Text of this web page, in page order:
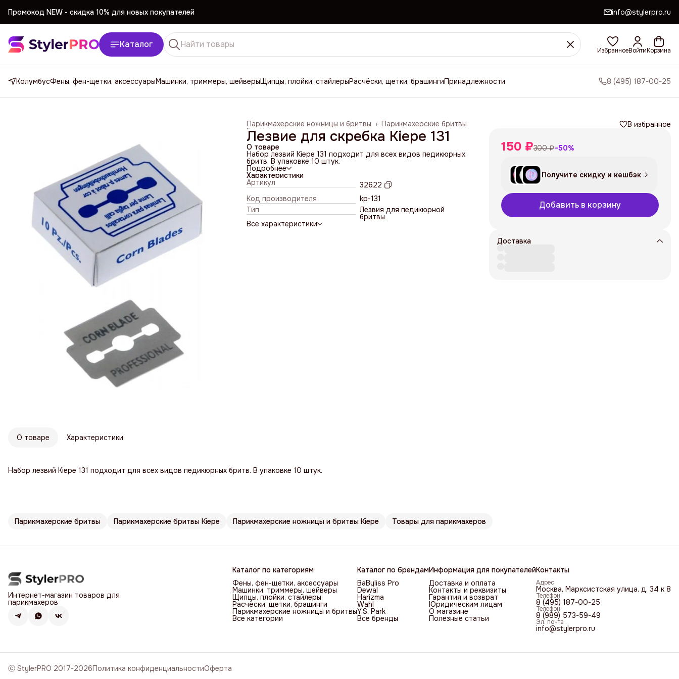
Промокод NEW - cкидка 10% для новых покупателей
Промокод NEW - cкидка 10% для новых покупателей
info@stylerpro.ru
Каталог
ИзбранноеВойтиКорзина
КолумбусФены, фен-щетки, аксессуарыМашинки, триммеры, шейверыЩипцы, плойки, стайлерыРасчёски, щетки, брашингиПринадлежности 8 (495) 187-00-25
Парикмахерские бритвы
Парикмахерские ножницы и бритвы ›
Главная
Лезвие для скребка Kiepe 131
О товаре
Набор лезвий Kiepe 131 подходит для всех видов педикюрных
бритв. В упаковке 10 штук.
Подробнее
Характеристики
Артикул
32622
Код производителя
kp-131
Тип
Лезвия для педикюрной
бритвы
Все характеристики
В избранное
150 ₽300 ₽−50%
Получите скидку и кешбэк
Добавить в корзину
Доставка
О товаре Характеристики
Набор лезвий Kiepe 131 подходит для всех видов педикюрных бритв. В упаковке 10 штук.
Парикмахерские бритвы Парикмахерские бритвы Kiepe Парикмахерские ножницы и бритвы Kiepe Товары для парикмахеров
Интернет-магазин товаров для
парикмахеров
Каталог по категориям
Фены, фен-щетки, аксессуары
Машинки, триммеры, шейверы
Щипцы, плойки, стайлеры
Расчёски, щетки, брашинги
Парикмахерские ножницы и бритвы
Все категории
Каталог по брендам
BaByliss Pro
Dewal
Harizma
Wahl
Y.S. Park
Все бренды
Информация для покупателей
Доставка и оплата
Контакты и реквизиты
Гарантия и возврат
Юридическим лицам
О магазине
Полезные статьи
Контакты
Адрес
Москва, Марксистская улица, д. 34 к 8
Телефон
8 (495) 187-00-25
Телефон
8 (989) 573-59-49
Эл. почта
info@stylerpro.ru
ⓒ StylerPRO 2017-2026Политика конфиденциальностиОферта